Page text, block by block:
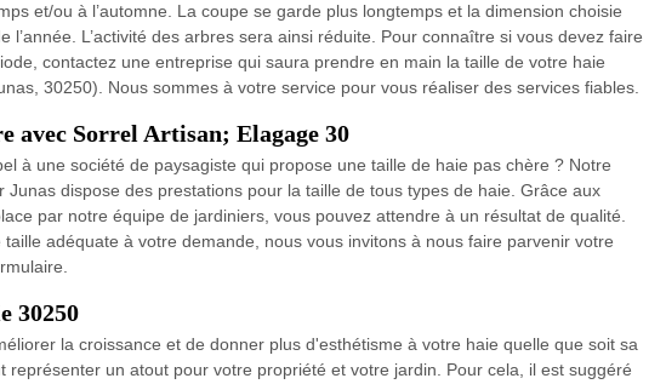
et/ou à l’automne. La coupe se garde plus longtemps et la dimension choisie
l’année. L’activité des arbres sera ainsi réduite. Pour connaître si vous devez faire
contactez une entreprise qui saura prendre en main la taille de votre haie
30250). Nous sommes à votre service pour vous réaliser des services fiables.
avec Sorrel Artisan; Elagage 30
à une société de paysagiste qui propose une taille de haie pas chère ? Notre
Junas dispose des prestations pour la taille de tous types de haie. Grâce aux
par notre équipe de jardiniers, vous pouvez attendre à un résultat de qualité.
adéquate à votre demande, nous vous invitons à nous faire parvenir votre
30250
la croissance et de donner plus d'esthétisme à votre haie quelle que soit sa
représenter un atout pour votre propriété et votre jardin. Pour cela, il est suggéré